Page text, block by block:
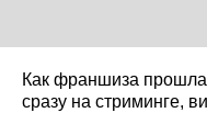
Как франшиза прошла
сразу на стриминге,